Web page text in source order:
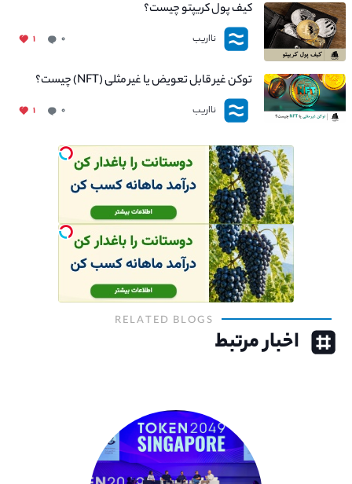
کیف پول کریپتو چیست؟
نااریب ۰ ۱
توکن غیر قابل تعویض یا غیر مثلی (NFT) چیست؟
نااریب ۰ ۱
RELATED BLOGS
اخبار مرتبط